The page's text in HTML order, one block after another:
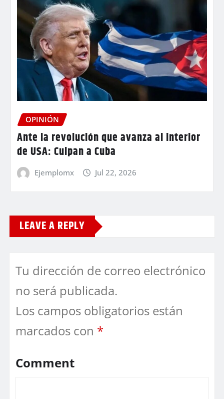
OPINIÓN
Ante la revolución que avanza al interior
de USA: Culpan a Cuba
Ejemplomx Jul 22, 2026
LEAVE A REPLY
Tu dirección de correo electrónico
no será publicada.
Los campos obligatorios están
marcados con *
Comment